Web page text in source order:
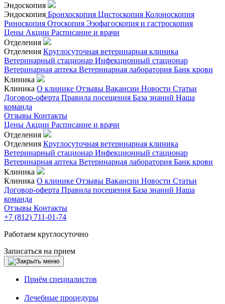
Эндоскопия
Эндоскопия Бронхоскопия Цистоскопия Колоноскопия
Риноскопия Отоскопия Эзофагоскопия и гастроскопия
Цены Акции Расписание и врачи
Отделения
Отделения Круглосуточная ветеринарная клиника
Ветеринарный стационар Инфекционный стационар
Ветеринарная аптека Ветеринарная лаборатория Банк крови
Клиника
Клиника О клинике Отзывы Вакансии Новости Статьи
Договор-оферта Правила посещения База знаний Наша
команда
Отзывы Контакты
Цены Акции Расписание и врачи
Отделения
Отделения Круглосуточная ветеринарная клиника
Ветеринарный стационар Инфекционный стационар
Ветеринарная аптека Ветеринарная лаборатория Банк крови
Клиника
Клиника О клинике Отзывы Вакансии Новости Статьи
Договор-оферта Правила посещения База знаний Наша
команда
Отзывы Контакты
+7 (812) 711-01-74
Работаем круглосуточно
Записаться на прием
Приём специалистов
Лечебные процедуры